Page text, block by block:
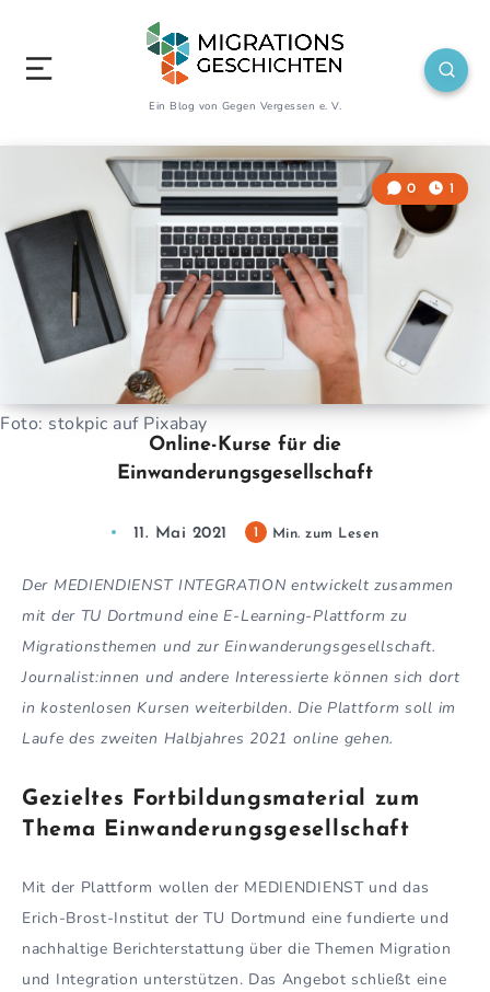
Ein Blog von Gegen Vergessen e. V.
Foto: stokpic auf Pixabay
Online-Kurse für die
Einwanderungsgesellschaft
0 1
11. Mai 2021 1 Min. zum Lesen
Der MEDIENDIENST INTEGRATION entwickelt zusammen
mit der TU Dortmund eine E-Learning-Plattform zu
Migrationsthemen und zur Einwanderungsgesellschaft.
Journalist:innen und andere Interessierte können sich dort
in kostenlosen Kursen weiterbilden. Die Plattform soll im
Laufe des zweiten Halbjahres 2021 online gehen.
Gezieltes Fortbildungsmaterial zum
Thema Einwanderungsgesellschaft
Mit der Plattform wollen der MEDIENDIENST und das
Erich-Brost-Institut der TU Dortmund eine fundierte und
nachhaltige Berichterstattung über die Themen Migration
und Integration unterstützen. Das Angebot schließt eine